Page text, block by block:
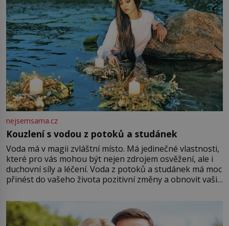
nejsemsama.cz
Kouzlení s vodou z potoků a studánek
Voda má v magii zvláštní místo. Má jedinečné vlastnosti,
které pro vás mohou být nejen zdrojem osvěžení, ale i
duchovní síly a léčení. Voda z potoků a studánek má moc
přinést do vašeho života pozitivní změny a obnovit vaši
můžete obohatit své rituály a přinést do svého života
větší harmonii a klid. Je důležité